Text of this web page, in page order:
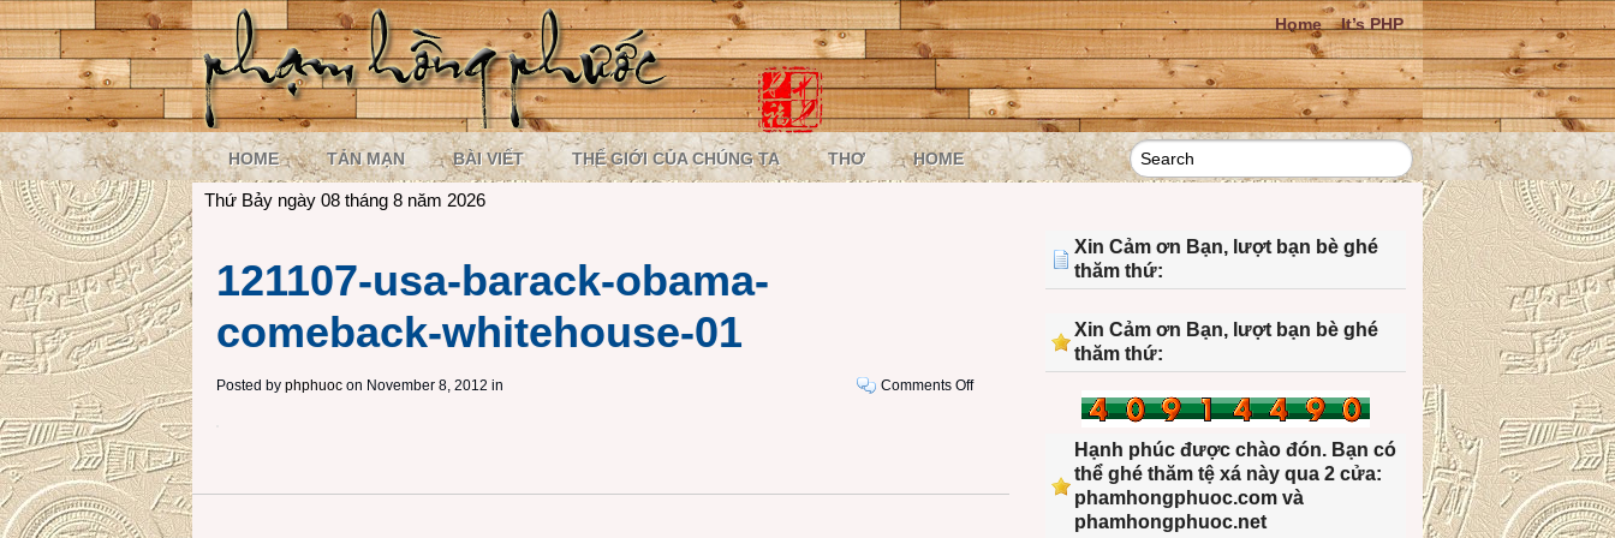
Home It’s PHP
HOME TẢN MẠN BÀI VIẾT THẾ GIỚI CỦA CHÚNG TA THƠ HOME
Thứ Bảy ngày 08 tháng 8 năm 2026
121107-usa-barack-obama-
comeback-whitehouse-01
Posted by phphuoc on November 8, 2012 in Comments Offon
Xin Cảm ơn Bạn, lượt bạn bè ghé
thăm thứ:
Xin Cảm ơn Bạn, lượt bạn bè ghé
thăm thứ:
Hạnh phúc được chào đón. Bạn có
thể ghé thăm tệ xá này qua 2 cửa:
phamhongphuoc.com và
phamhongphuoc.net